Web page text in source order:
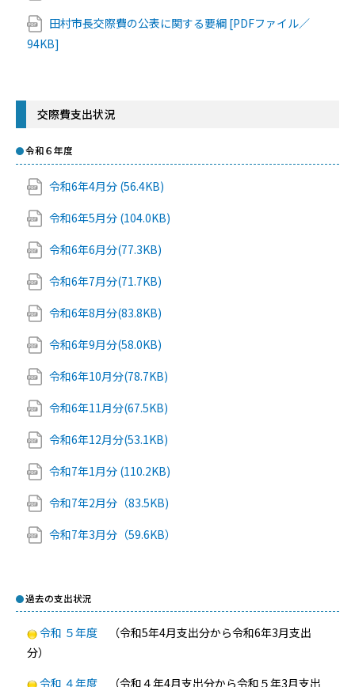
田村市長交際費の公表に関する要綱 [PDFファイル／
94KB]
交際費支出状況
令和６年度
令和6年4月分 (56.4KB)
令和6年5月分 (104.0KB)
令和6年6月分(77.3KB)
令和6年7月分(71.7KB)
令和6年8月分(83.8KB)
令和6年9月分(58.0KB)
令和6年10月分(78.7KB)
令和6年11月分(67.5KB)
令和6年12月分(53.1KB)
令和7年1月分 (110.2KB)
令和7年2月分（83.5KB)
令和7年3月分（59.6KB）
過去の支出状況
令和 ５年度 （令和5年4月支出分から令和6年3月支出
分）
令和 ４年度 （令和４年4月支出分から令和５年3月支出